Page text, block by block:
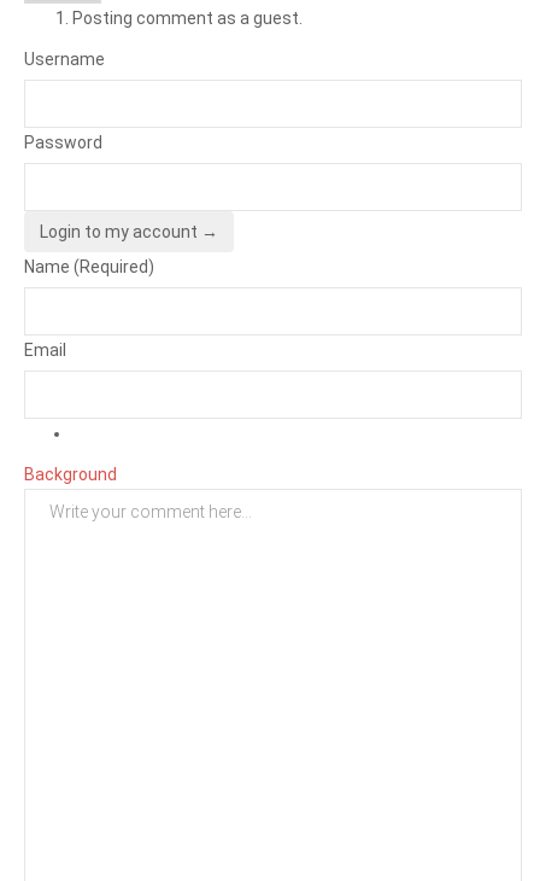
Posting comment as a guest.
Username
Password
Login to my account →
Name (Required)
Email
Background